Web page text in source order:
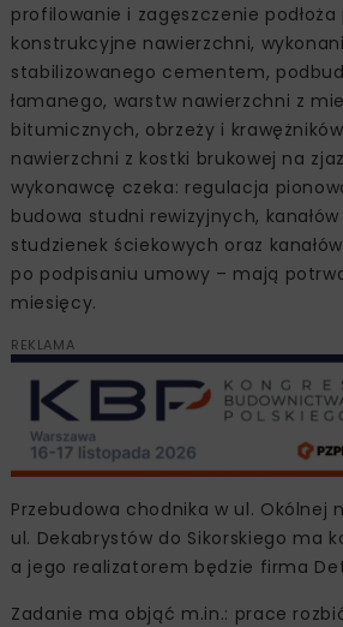
profilowanie i zagęszczenie
konstrukcyjne nawierzchni,
stabilizowanego cementem,
łamanego, warstw nawierzchni z
bitumicznych, obrzeży i
nawierzchni z kostki brukowej na
wykonawcę czeka: regulacja
budowa studni rewizyjnych,
studzienek ściekowych oraz
po podpisaniu umowy – mają
miesięcy.
REKLAMA
Przebudowa chodnika w ul. Okólnej
ul. Dekabrystów do Sikorskiego ma
a jego realizatorem będzie firma
Zadanie ma objąć m.in.: prace